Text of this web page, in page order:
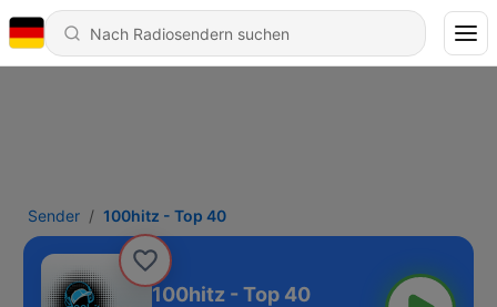
Sender 100hitz - Top 40
100hitz - Top 40